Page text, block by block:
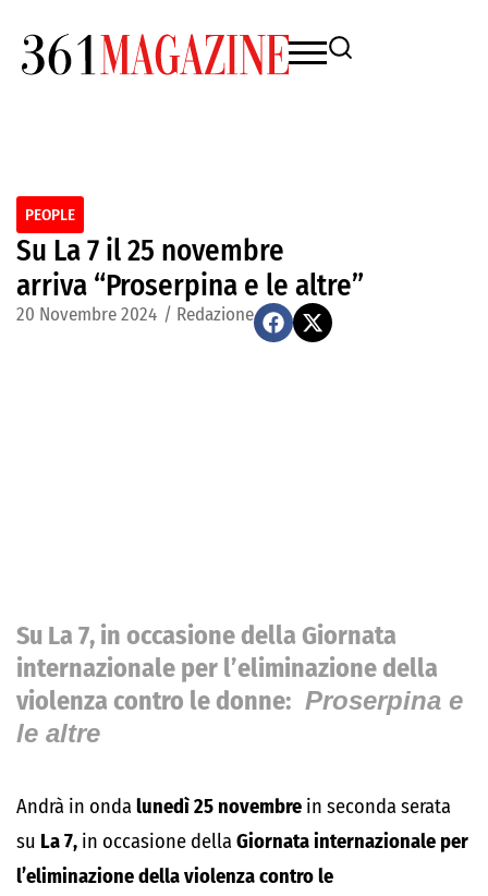
PEOPLE
Su La 7 il 25 novembre
arriva “Proserpina e le altre”
20 Novembre 2024 / Redazione
Su La 7, in occasione della Giornata
internazionale per l’eliminazione della
violenza contro le donne: Proserpina e
le altre
Andrà in onda lunedì 25 novembre in seconda serata
su La 7, in occasione della Giornata internazionale per
l’eliminazione della violenza contro le